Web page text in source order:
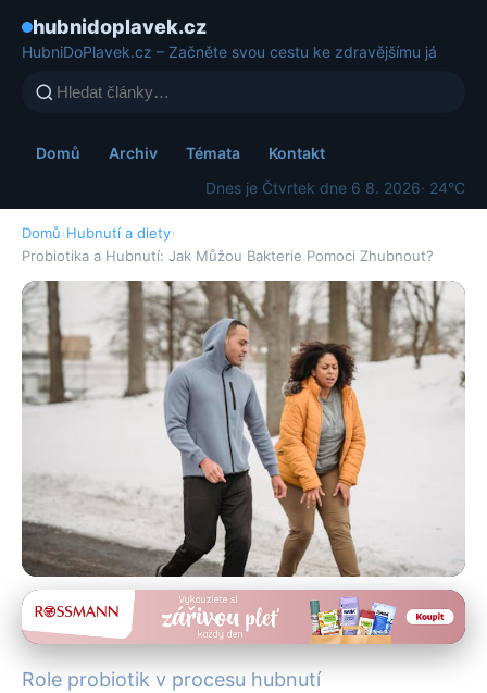
hubnidoplavek.cz
HubniDoPlavek.cz – Začněte svou cestu ke zdravějšímu já
Domů Archiv Témata
Kontakt
Dnes je Čtvrtek dne 6 8. 2026· 24°C
Domů›Hubnutí a diety›
Probiotika a Hubnutí: Jak Můžou Bakterie Pomoci Zhubnout?
Hubnutí a diety
Probiotika a Hubnutí: Jak
Role probiotik v procesu hubnutí